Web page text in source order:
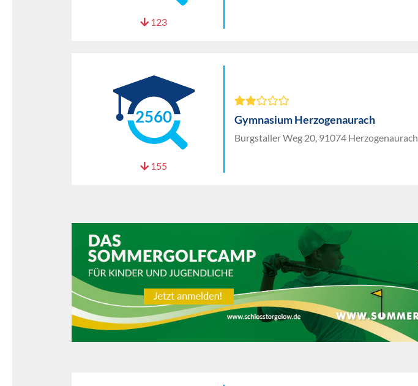
123
2560
155
Gymnasium Herzogenaurach
Burgstaller Weg 20, 91074 Herzogenaurach